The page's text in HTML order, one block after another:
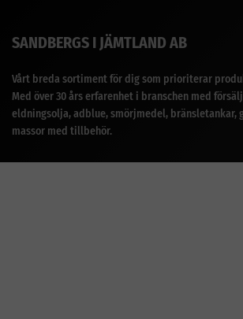
SANDBERGS I JÄMTLAND AB
Vårt breda sortiment för dig som prioriterar
Med över 30 års erfarenhet i branschen med
eldningsolja, adblue, smörjmedel, bränsletankar,
massor med tillbehör.